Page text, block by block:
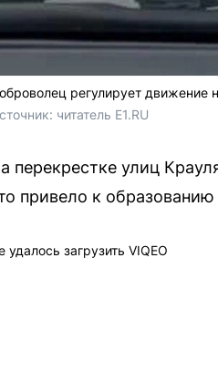
регулирует движение
читатель E1.RU
перекрестке улиц
привело к
удалось загрузить VIQEO